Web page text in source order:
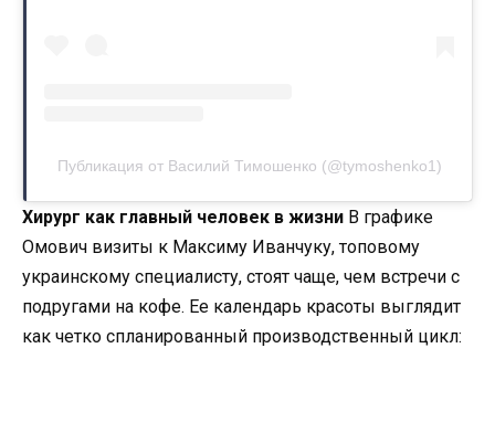
Публикация от Василий Тимошенко (@tymoshenko1)
Хирург как главный человек в жизни В графике
Омович визиты к Максиму Иванчуку, топовому
украинскому специалисту, стоят чаще, чем встречи с
подругами на кофе. Ее календарь красоты выглядит
как четко спланированный производственный цикл: